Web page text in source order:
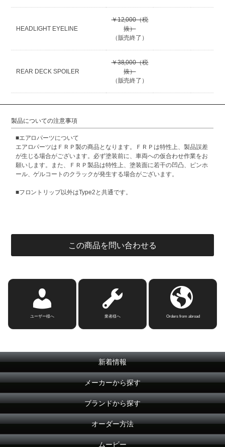
HEADLIGHT EYELINE
￥12,000（税
抜）
（販売終了）
REAR DECK SPOILER
￥38,000（税
抜）
（販売終了）
製品についての注意事項
■エアロパーツについて
エアロパーツはＦＲＰ製の商品となります。ＦＲＰは特性上、製品誤差
が生じる場合がございます。必ず塗装前に、車両への仮合わせ作業をお
願いします。また、ＦＲＰ製品は特性上、塗装面に若干の凹凸、ピンホ
ール、ゲルコートのクラックが発生する場合がございます。
■フロントリップ以外はType2と共通です。
この商品を問い合わせる
ユーザー様へ 業者様へ Orders from abroad
新着情報
メーカーから探す
ブランドから探す
オーダー方法
ムービー